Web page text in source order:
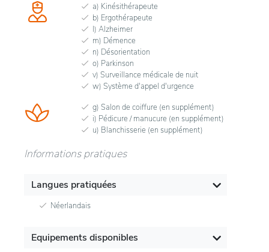
a) Kinésithérapeute
b) Ergothérapeute
l) Alzheimer
m) Démence
n) Désorientation
o) Parkinson
v) Surveillance médicale de nuit
w) Système d'appel d'urgence
g) Salon de coiffure (en supplément)
i) Pédicure / manucure (en supplément)
u) Blanchisserie (en supplément)
Informations pratiques
Langues pratiquées
Néerlandais
Equipements disponibles